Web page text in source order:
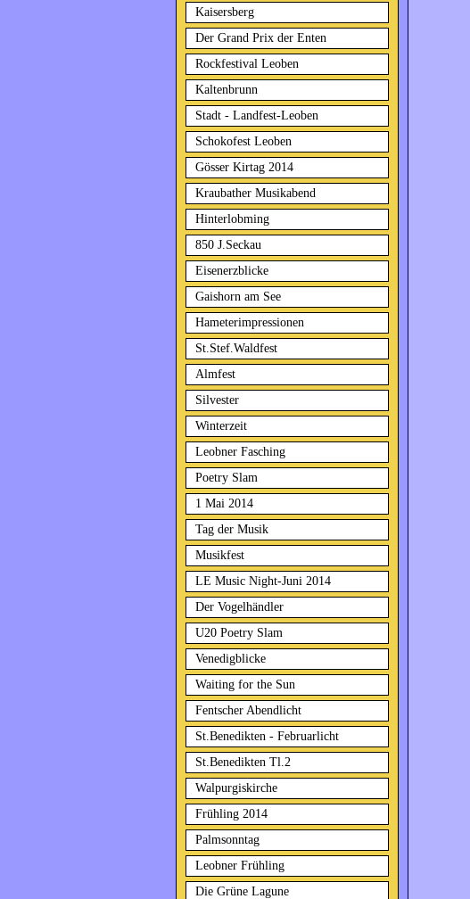
Kaisersberg
Der Grand Prix der Enten
Rockfestival Leoben
Kaltenbrunn
Stadt - Landfest-Leoben
Schokofest Leoben
Gösser Kirtag 2014
Kraubather Musikabend
Hinterlobming
850 J.Seckau
Eisenerzblicke
Gaishorn am See
Hameterimpressionen
St.Stef.Waldfest
Almfest
Silvester
Winterzeit
Leobner Fasching
Poetry Slam
1 Mai 2014
Tag der Musik
Musikfest
LE Music Night-Juni 2014
Der Vogelhändler
U20 Poetry Slam
Venedigblicke
Waiting for the Sun
Fentscher Abendlicht
St.Benedikten - Februarlicht
St.Benedikten Tl.2
Walpurgiskirche
Frühling 2014
Palmsonntag
Leobner Frühling
Die Grüne Lagune